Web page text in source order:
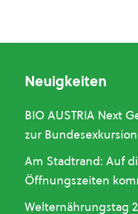
Neuigkeiten
BIO AUSTRIA Next
zur
Am Stadtrand: Auf
Öffnungszeiten
Welternährungstag